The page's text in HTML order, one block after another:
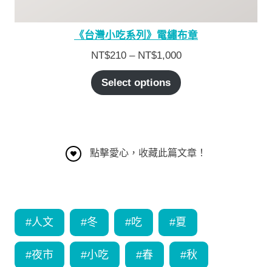
《台灣小吃系列》電繡布章
NT$210– NT$1,000
Select options
點擊愛心，收藏此篇文章！
#人文 #冬 #吃 #夏
#夜市 #小吃 #春 #秋